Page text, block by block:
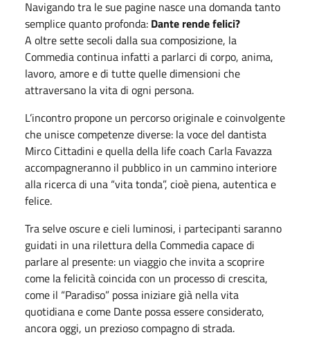
Navigando tra le sue pagine nasce una domanda tanto
semplice quanto profonda: Dante rende felici?
A oltre sette secoli dalla sua composizione, la
Commedia continua infatti a parlarci di corpo, anima,
lavoro, amore e di tutte quelle dimensioni che
attraversano la vita di ogni persona.
L’incontro propone un percorso originale e coinvolgente
che unisce competenze diverse: la voce del dantista
Mirco Cittadini e quella della life coach Carla Favazza
accompagneranno il pubblico in un cammino interiore
alla ricerca di una “vita tonda”, cioè piena, autentica e
felice.
Tra selve oscure e cieli luminosi, i partecipanti saranno
guidati in una rilettura della Commedia capace di
parlare al presente: un viaggio che invita a scoprire
come la felicità coincida con un processo di crescita,
come il “Paradiso” possa iniziare già nella vita
quotidiana e come Dante possa essere considerato,
ancora oggi, un prezioso compagno di strada.